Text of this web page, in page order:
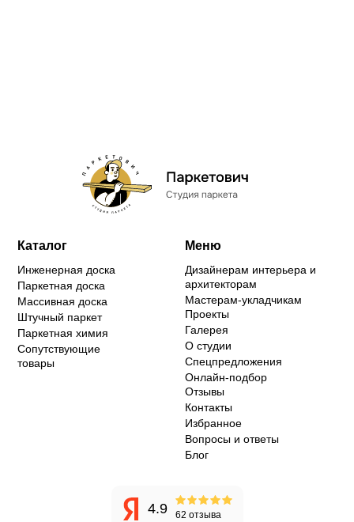
Каталог
Инженерная доска
Паркетная доска
Массивная доска
Штучный паркет
Паркетная химия
Сопутствующие
товары
Меню
Дизайнерам интерьера и
архитекторам
Мастерам-укладчикам
Проекты
Галерея
О студии
Спецпредложения
Онлайн-подбор
Отзывы
Контакты
Избранное
Вопросы и ответы
Блог
4.9 62 отзыва